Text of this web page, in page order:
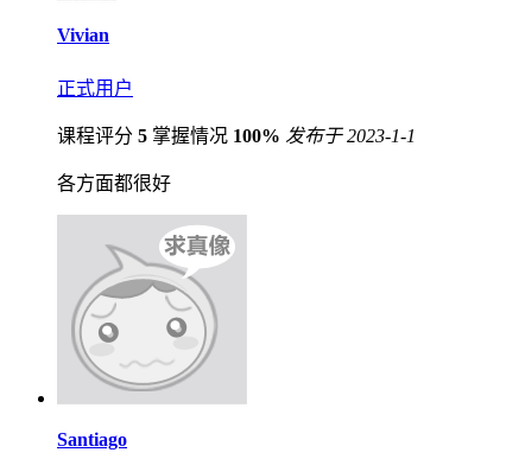
Vivian
正式用户
课程评分 5 掌握情况 100% 发布于 2023-1-1
各方面都很好
Santiago